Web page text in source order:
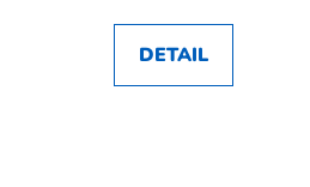
DETAIL